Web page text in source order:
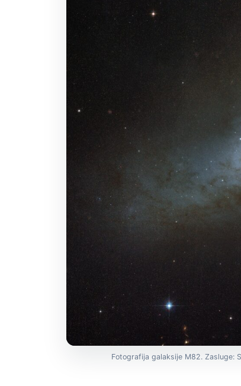
Fotografija galaksije M82. Zasluge: